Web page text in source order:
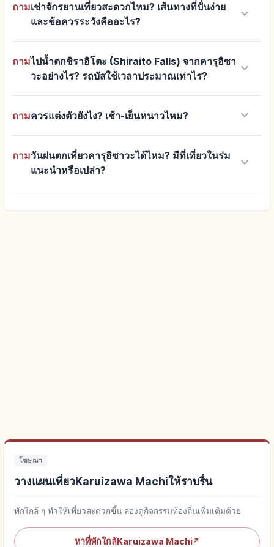
ถามเช่าจักรยานเที่ยวสะดวกไหม? เส้นทางที่ปั่นง่าย
และข้อควรระวังคืออะไร?
keyboard_arrow_down
ถามไปน้ำตกชิราอิโตะ (Shiraito Falls) จากคารุอิซา
วะอย่างไร? รถบัสใช้เวลาประมาณเท่าไร?
keyboard_arrow_down
ถามควรแต่งตัวยังไง? เช้า-เย็นหนาวไหม? keyboard_arrow_down
ถามวันฝนตกเที่ยวคารุอิซาวะได้ไหม? มีที่เที่ยวในร่ม
แนะนำหรือเปล่า?
keyboard_arrow_down
โฆษณา
วางแผนเที่ยวKaruizawa Machiให้ราบรื่น
พักใกล้ ๆ ทำให้เที่ยวสะดวกขึ้น ลองดูกิจกรรมท้องถิ่นเพิ่มเติมด้วย
หาที่พักใกล้Karuizawa Machi↗